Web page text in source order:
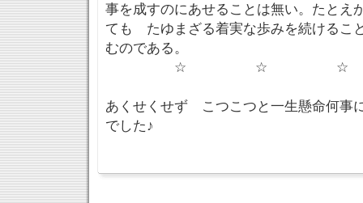
事を成すのにあせることは無い。たとえ
ても たゆまざる着実な歩みを続けるこ
むのである。
☆ ☆ ☆
あくせくせず こつこつと一生懸命何事
でした♪